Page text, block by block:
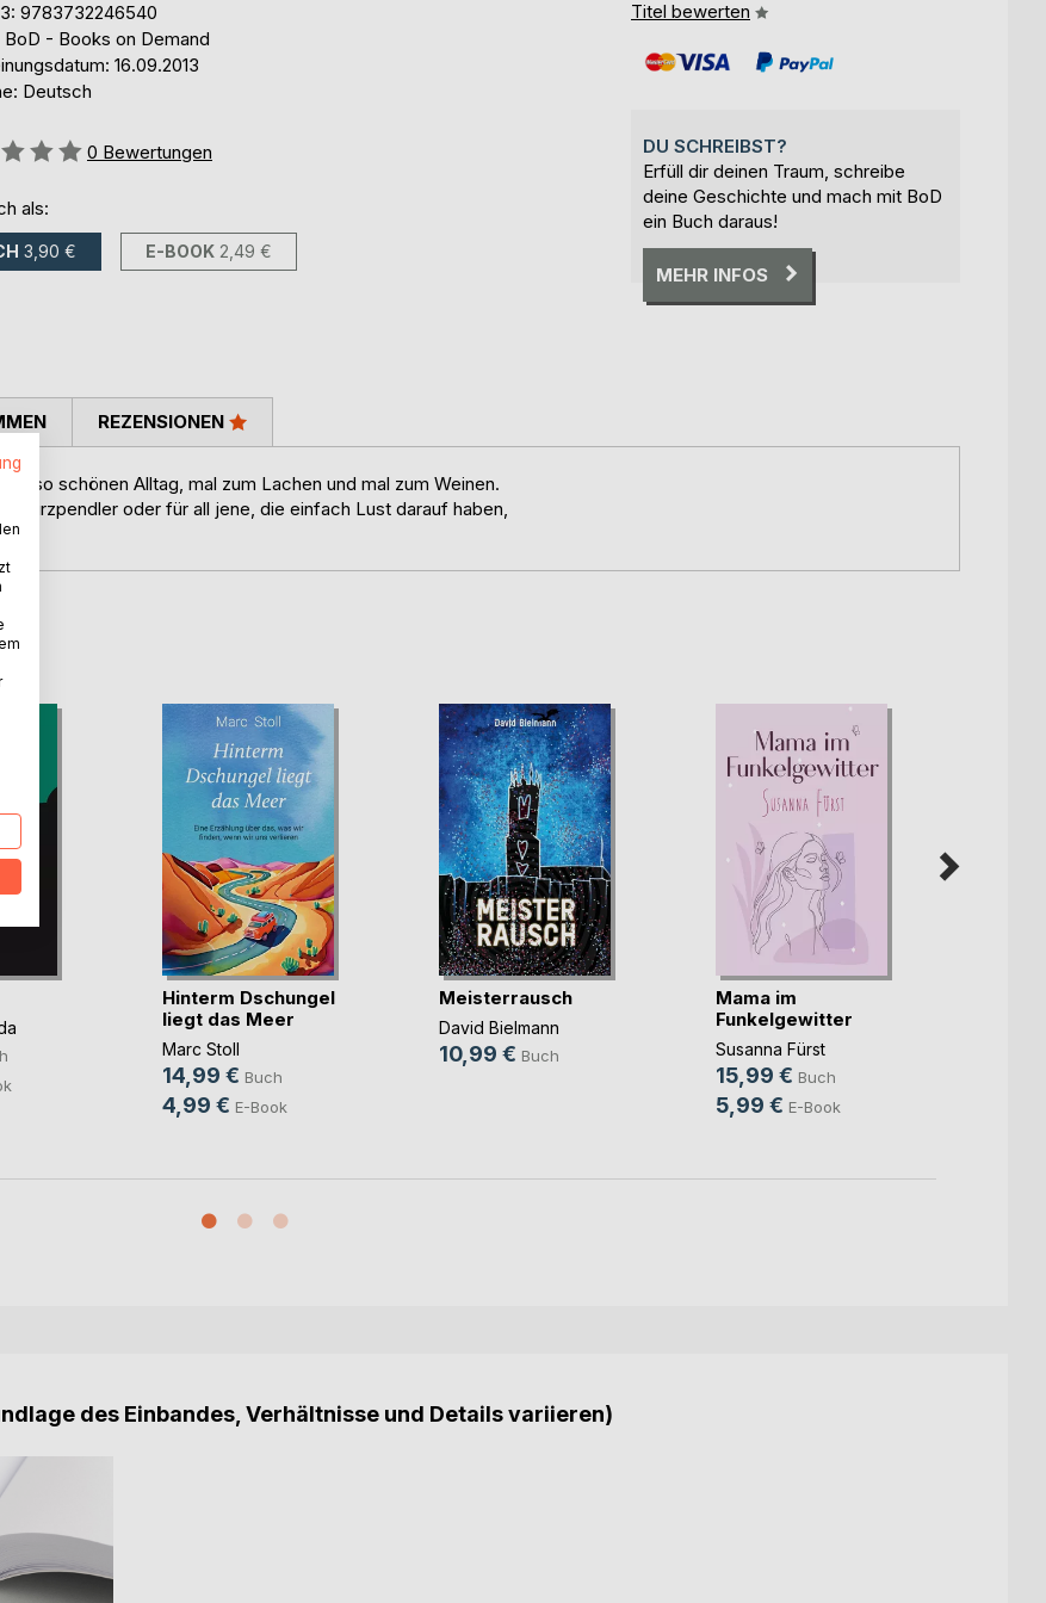
9783732246540
BoD - Books on Demand
16.09.2013
Deutsch
0 Bewertungen
als:
3,90 € E-BOOK 2,49 €
Titel bewerten
DU SCHREIBST?
Erfüll dir deinen Traum, schreibe
deine Geschichte und mach mit BoD
ein Buch daraus!
MEHR INFOS
so schönen Alltag, mal zum Lachen und mal zum Weinen.
Kurzpendler oder für all jene, die einfach Lust darauf haben,
REZENSIONEN
Hinterm Dschungel
liegt das Meer
Marc Stoll
14,99 € Buch
4,99 € E-Book
Meisterrausch
David Bielmann
10,99 € Buch
Mama im
Funkelgewitter
Susanna Fürst
15,99 € Buch
5,99 € E-Book
des Einbandes, Verhältnisse und Details variieren)